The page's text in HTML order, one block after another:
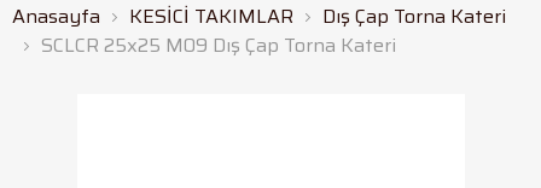
Anasayfa KESİCİ TAKIMLAR
Dış Çap Torna Kateri
SCLCR 25x25 M09 Dış Çap Torna Kateri